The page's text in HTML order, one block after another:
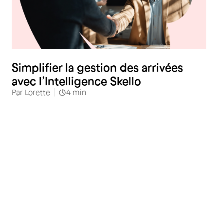
Simplifier la gestion des arrivées
avec l’Intelligence Skello
Par Lorette 4 min